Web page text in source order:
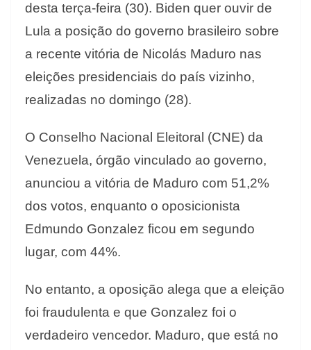
desta terça-feira (30). Biden quer ouvir de
Lula a posição do governo brasileiro sobre
a recente vitória de Nicolás Maduro nas
eleições presidenciais do país vizinho,
realizadas no domingo (28).
O Conselho Nacional Eleitoral (CNE) da
Venezuela, órgão vinculado ao governo,
anunciou a vitória de Maduro com 51,2%
dos votos, enquanto o oposicionista
Edmundo Gonzalez ficou em segundo
lugar, com 44%.
No entanto, a oposição alega que a eleição
foi fraudulenta e que Gonzalez foi o
verdadeiro vencedor. Maduro, que está no